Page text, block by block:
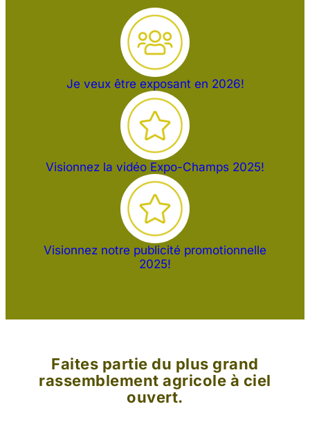
Je veux être exposant en 2026!
Visionnez la vidéo Expo-Champs 2025!
Visionnez notre publicité promotionnelle
2025!
Faites partie du plus grand
rassemblement agricole à ciel
ouvert.